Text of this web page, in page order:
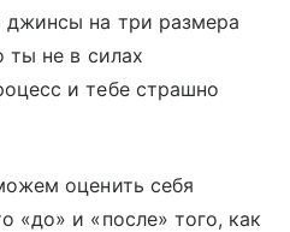
на три размера
не в силах
и тебе страшно
оценить себя
«до» и «после» того, как